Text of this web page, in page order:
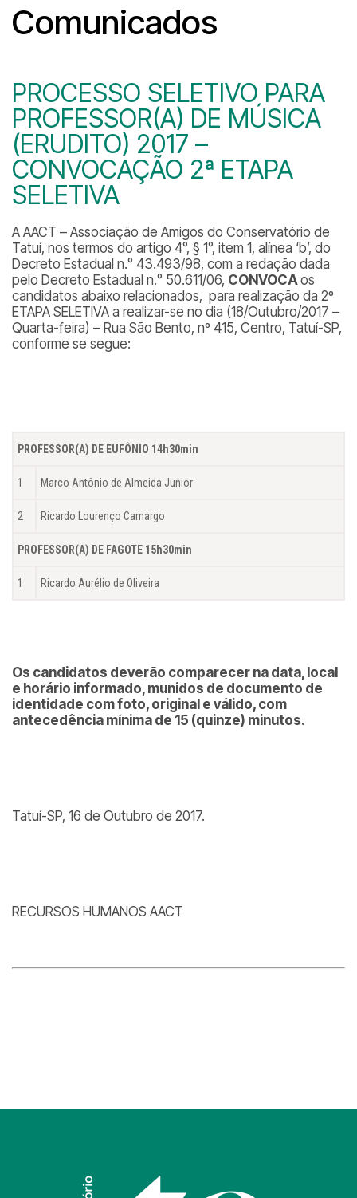
Comunicados
PROCESSO SELETIVO PARA
PROFESSOR(A) DE MÚSICA
(ERUDITO) 2017 –
CONVOCAÇÃO 2ª ETAPA
SELETIVA
A AACT – Associação de Amigos do Conservatório de
Tatuí, nos termos do artigo 4°, § 1°, item 1, alínea ‘b’, do
Decreto Estadual n.° 43.493/98, com a redação dada
pelo Decreto Estadual n.° 50.611/06, CONVOCAos
candidatos abaixo relacionados, para realização da 2º
ETAPA SELETIVA a realizar-se no dia (18/Outubro/2017 –
Quarta-feira) – Rua São Bento, nº 415, Centro, Tatuí-SP,
conforme se segue:
PROFESSOR(A) DE EUFÔNIO 14h30min
1 Marco Antônio de Almeida Junior
2 Ricardo Lourenço Camargo
PROFESSOR(A) DE FAGOTE 15h30min
1 Ricardo Aurélio de Oliveira
Os candidatos deverão comparecer na data, local
e horário informado, munidos de documento de
identidade com foto, original e válido, com
antecedência mínima de 15 (quinze) minutos.
Tatuí-SP, 16 de Outubro de 2017.
RECURSOS HUMANOS AACT